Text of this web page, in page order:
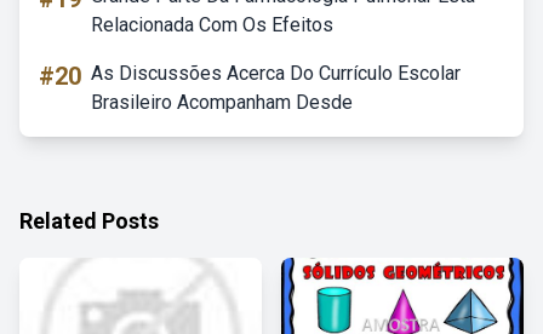
Relacionada Com Os Efeitos
#20 As Discussões Acerca Do Currículo Escolar
Brasileiro Acompanham Desde
Related Posts